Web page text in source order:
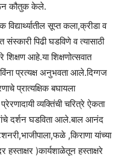
कौतुक केले.
सूप्त कला,क्रीडा व
पिढी घडविणे व त्यासाठी
शिक्षण आहे.या शिक्षणोत्सवात
प्रत्यक्ष अनुभवता आले.दिग्गज
प्रात्यक्षिक बघायला
व्यक्तिंची चरित्रे ऐकता
दर्शन घडविता आले.बाल आनंद
,किराणा यांच्या
)कार्यशाळेतून हस्ताक्षरे